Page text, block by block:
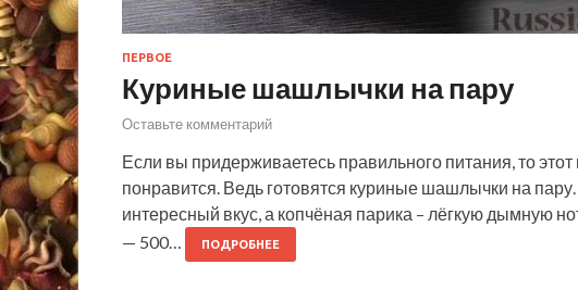
ПЕРВОЕ
Куриные шашлычки на пару
Оставьте комментарий
Если вы придерживаетесь правильного питания, то
понравится. Ведь готовятся куриные шашлычки на
интересный вкус, а копчёная парика – лёгкую дымную
— 500…
ПОДРОБНЕЕ